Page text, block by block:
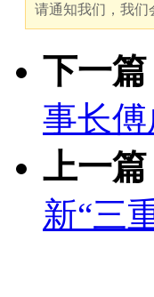
请通知我们，我们
下一篇
事长
上一篇
新“三